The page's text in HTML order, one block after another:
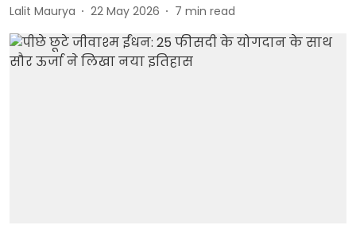
Lalit Maurya 22 May 2026 7 min read